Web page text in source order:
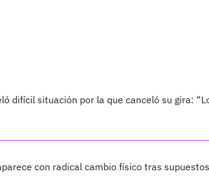
difícil situación por la que canceló su gira:
con radical cambio físico tras